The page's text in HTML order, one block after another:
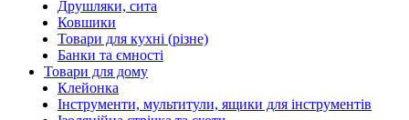
Друшляки, сита
Ковшики
Товари для кухні (різне)
Банки та ємності
Товари для дому
Клейонка
Інструменти, мультитули, ящики для інструментів